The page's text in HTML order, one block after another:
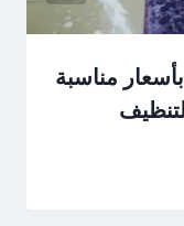
مناسبة